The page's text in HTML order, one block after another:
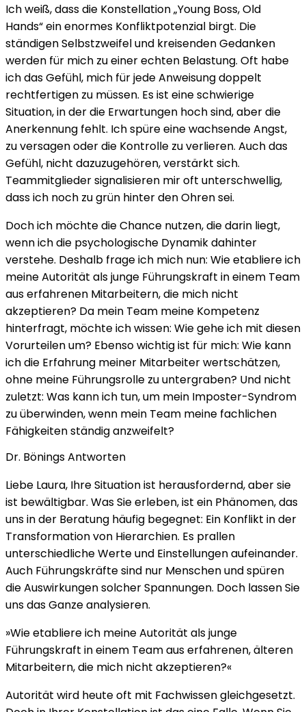
Ich weiß, dass die Konstellation „Young Boss, Old
Hands“ ein enormes Konfliktpotenzial birgt. Die
ständigen Selbstzweifel und kreisenden Gedanken
werden für mich zu einer echten Belastung. Oft habe
ich das Gefühl, mich für jede Anweisung doppelt
rechtfertigen zu müssen. Es ist eine schwierige
Situation, in der die Erwartungen hoch sind, aber die
Anerkennung fehlt. Ich spüre eine wachsende Angst,
zu versagen oder die Kontrolle zu verlieren. Auch das
Gefühl, nicht dazuzugehören, verstärkt sich.
Teammitglieder signalisieren mir oft unterschwellig,
dass ich noch zu grün hinter den Ohren sei.
Doch ich möchte die Chance nutzen, die darin liegt,
wenn ich die psychologische Dynamik dahinter
verstehe. Deshalb frage ich mich nun: Wie etabliere ich
meine Autorität als junge Führungskraft in einem Team
aus erfahrenen Mitarbeitern, die mich nicht
akzeptieren? Da mein Team meine Kompetenz
hinterfragt, möchte ich wissen: Wie gehe ich mit diesen
Vorurteilen um? Ebenso wichtig ist für mich: Wie kann
ich die Erfahrung meiner Mitarbeiter wertschätzen,
ohne meine Führungsrolle zu untergraben? Und nicht
zuletzt: Was kann ich tun, um mein Imposter-Syndrom
zu überwinden, wenn mein Team meine fachlichen
Fähigkeiten ständig anzweifelt?
Dr. Bönings Antworten
Liebe Laura, Ihre Situation ist herausfordernd, aber sie
ist bewältigbar. Was Sie erleben, ist ein Phänomen, das
uns in der Beratung häufig begegnet: Ein Konflikt in der
Transformation von Hierarchien. Es prallen
unterschiedliche Werte und Einstellungen aufeinander.
Auch Führungskräfte sind nur Menschen und spüren
die Auswirkungen solcher Spannungen. Doch lassen Sie
uns das Ganze analysieren.
»Wie etabliere ich meine Autorität als junge
Führungskraft in einem Team aus erfahrenen, älteren
Mitarbeitern, die mich nicht akzeptieren?«
Autorität wird heute oft mit Fachwissen gleichgesetzt.